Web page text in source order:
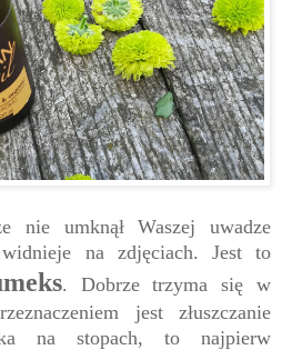
umknął Waszej uwadze
na zdjęciach. Jest to
. Dobrze trzyma się w
jest złuszczanie
na stopach, to najpierw